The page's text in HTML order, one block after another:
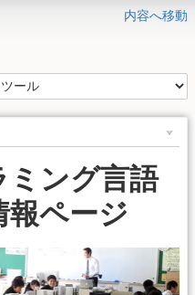
内容へ移動
ミング言語
報ページ